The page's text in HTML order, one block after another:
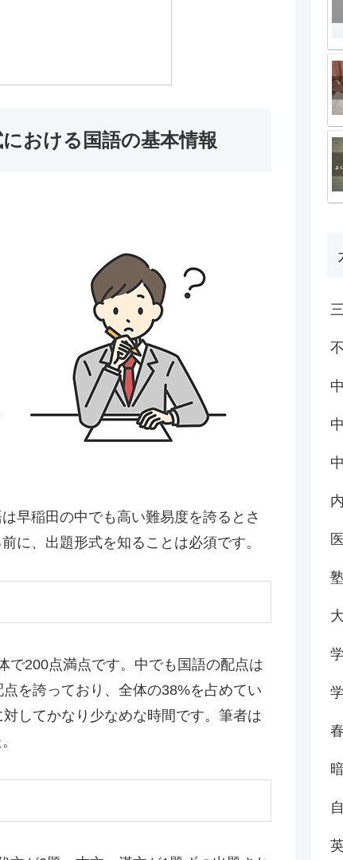
おける国語の基本情報
早稲田の中でも高い難易度を誇るとさ
に、出題形式を知ることは必須です。
で200点満点です。中でも国語の配点は
を誇っており、全体の38%を占めてい
してかなり少なめな時間です。筆者は